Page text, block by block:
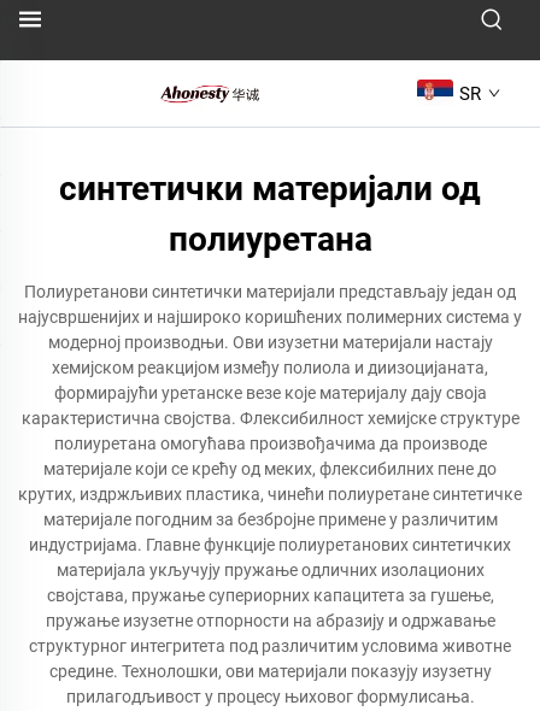
SR
синтетички материјали од
полиуретана
Полиуретанови синтетички материјали представљају један од
најусвршенијих и најшироко коришћених полимерних система у
модерној производњи. Ови изузетни материјали настају
хемијском реакцијом између полиола и диизоцијаната,
формирајући уретанске везе које материјалу дају своја
карактеристична својства. Флексибилност хемијске структуре
полиуретана омогућава произвођачима да производе
материјале који се крећу од меких, флексибилних пене до
крутих, издржљивих пластика, чинећи полиуретане синтетичке
материјале погодним за безбројне примене у различитим
индустријама. Главне функције полиуретанових синтетичких
материјала укључују пружање одличних изолационих
својстава, пружање супериорних капацитета за гушење,
пружање изузетне отпорности на абразију и одржавање
структурног интегритета под различитим условима животне
средине. Технолошки, ови материјали показују изузетну
прилагодљивост у процесу њиховог формулисања.